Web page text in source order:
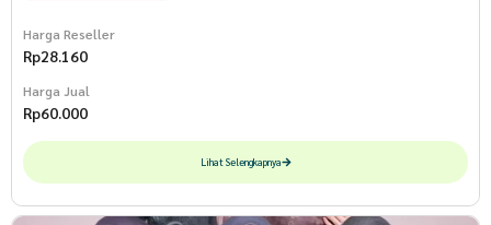
Harga Reseller
Rp28.160
Harga Jual
Rp60.000
Lihat Selengkapnya